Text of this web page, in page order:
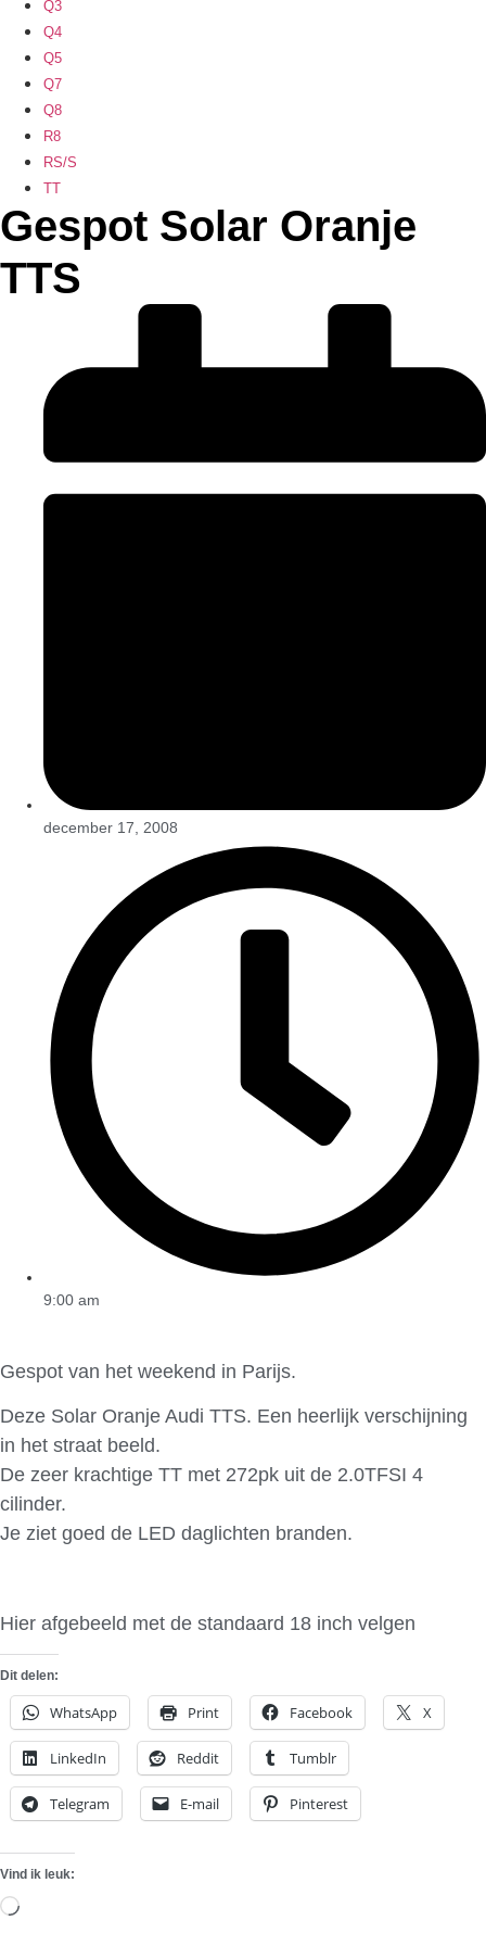
Q3
Q4
Q5
Q7
Q8
R8
RS/S
TT
Gespot Solar Oranje
TTS
december 17, 2008
9:00 am
Gespot van het weekend in Parijs.
Deze Solar Oranje Audi TTS. Een heerlijk verschijning
in het straat beeld.
De zeer krachtige TT met 272pk uit de 2.0TFSI 4
cilinder.
Je ziet goed de LED daglichten branden.
Hier afgebeeld met de standaard 18 inch velgen
Dit delen:
WhatsApp Print Facebook X
LinkedIn Reddit Tumblr
Telegram E-mail Pinterest
Vind ik leuk:
Aan